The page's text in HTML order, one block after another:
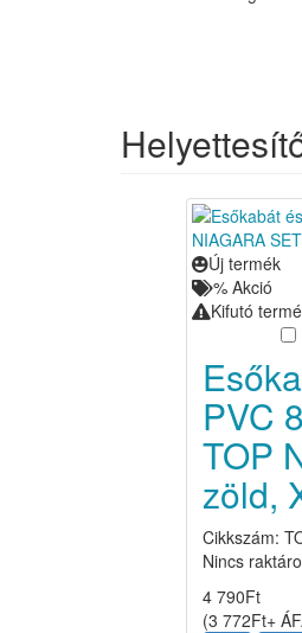
Új termék
% Akció
Kifutó
PVC
TOP
zöld,
Cikkszám:
Nincs
4 790Ft
(3 772Ft+